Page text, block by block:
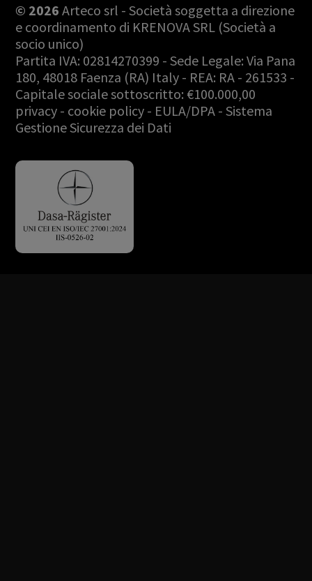
© 2026 Arteco srl - Società soggetta a direzione
e coordinamento di KRENOVA SRL (Società a
socio unico)
Partita IVA: 02814270399 - Sede Legale: Via Pana
180, 48018 Faenza (RA) Italy - REA: RA - 261533 -
Capitale sociale sottoscritto: €100.000,00
privacy - cookie policy - EULA/DPA -Sistema
Gestione Sicurezza dei Dati